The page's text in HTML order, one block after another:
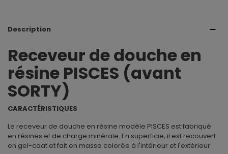
Description
Receveur de douche en
résine PISCES (avant
SORTY)
CARACTÉRISTIQUES
Le receveur de douche en résine modèle PISCES est fabriqué
en résines et de charge minérale. En superficie, il est recouvert
en gel-coat et fait en masse colorée à l'intérieur et l'extérieur.